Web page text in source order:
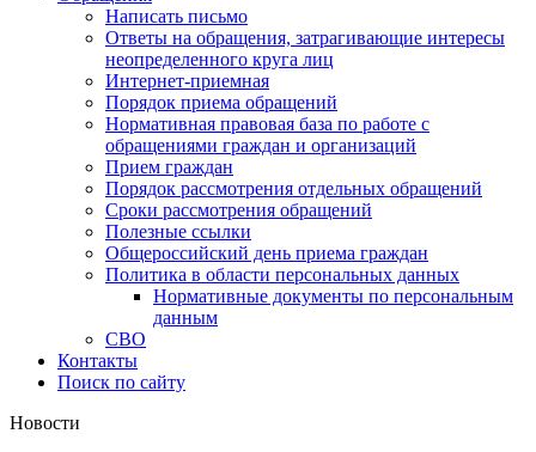
Написать письмо
Ответы на обращения, затрагивающие интересы
неопределенного круга лиц
Интернет-приемная
Порядок приема обращений
Нормативная правовая база по работе с
обращениями граждан и организаций
Прием граждан
Порядок рассмотрения отдельных обращений
Сроки рассмотрения обращений
Полезные ссылки
Общероссийский день приема граждан
Политика в области персональных данных
Нормативные документы по персональным
данным
СВО
Контакты
Поиск по сайту
Новости